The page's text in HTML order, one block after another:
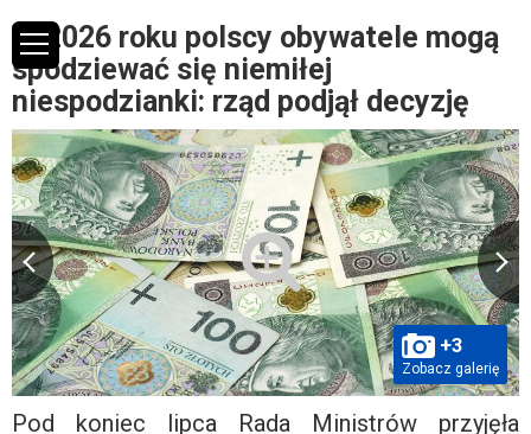
W 2026 roku polscy obywatele mogą
spodziewać się niemiłej
niespodzianki: rząd podjął decyzję
+3
Zobacz galerię
Pod koniec lipca Rada Ministrów przyjęła